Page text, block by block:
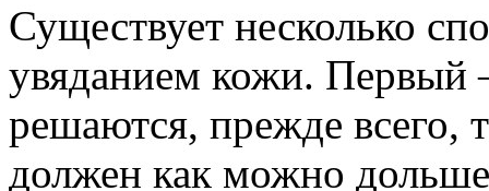
Существует несколько
увяданием кожи. Первый
решаются, прежде всего,
должен как можно